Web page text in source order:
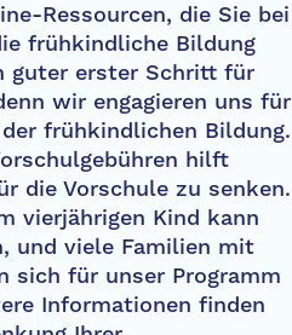
Ressourcen, die Sie bei
frühkindliche Bildung
guter erster Schritt für
wir engagieren uns für
frühkindlichen Bildung.
hilft
die Vorschule zu senken.
vierjährigen Kind kann
und viele Familien mit
sich für unser Programm
Informationen finden